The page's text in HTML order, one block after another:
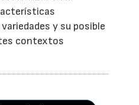
y su posible
contextos